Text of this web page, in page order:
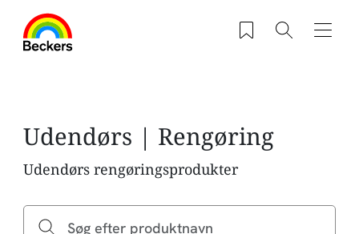
Saved products
Søg
Udendørs | Rengøring
Udendørs rengøringsprodukter